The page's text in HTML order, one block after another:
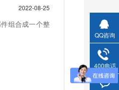
2022-08-25
组合成一个整
QQ咨询
400电话